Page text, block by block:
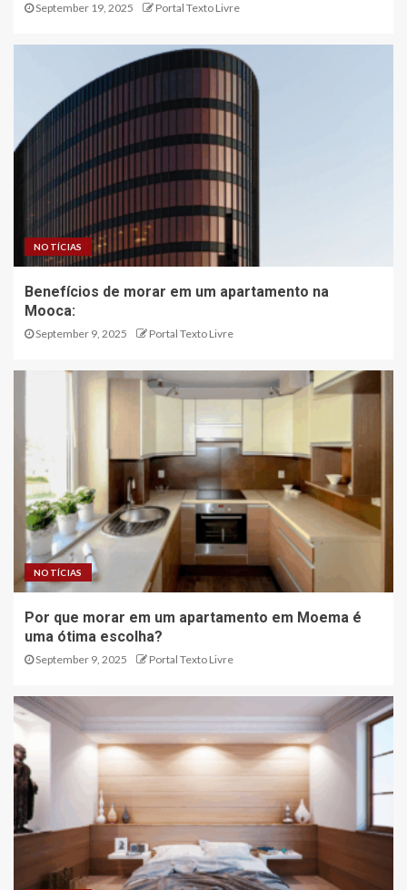
September 19, 2025 Portal Texto Livre
NOTÍCIAS
Benefícios de morar em um apartamento na
Mooca:
September 9, 2025 Portal Texto Livre
NOTÍCIAS
Por que morar em um apartamento em Moema é
uma ótima escolha?
September 9, 2025 Portal Texto Livre